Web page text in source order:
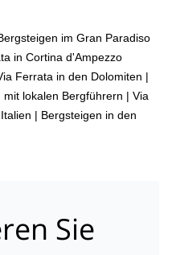
im Gran Paradiso
in Cortina d'Ampezzo
Ferrata in den Dolomiten |
lokalen Bergführern | Via
| Bergsteigen in den
Sie